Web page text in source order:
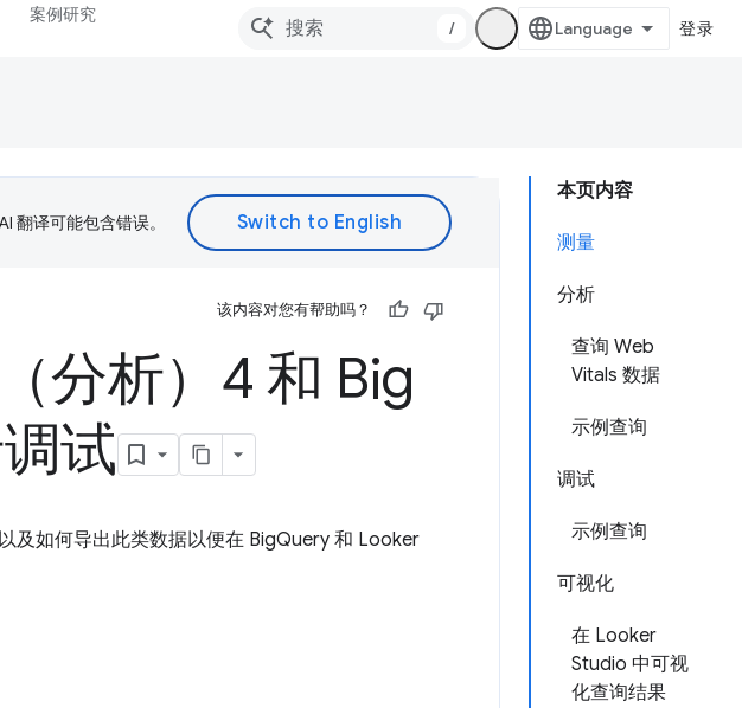
案例研究
/ 登录
本页内容
测量
分析
查询 Web
Vitals 数据
示例查询
调试
示例查询
可视化
在 Looker
Studio 中可视
化查询结果
翻译可能包含错误。
该内容对您有帮助吗？
分析）4 和 Big
试
及如何导出此类数据以便在 BigQuery 和 Looker